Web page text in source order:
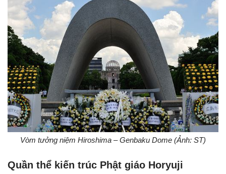
Vòm tưởng niệm Hiroshima – Genbaku Dome (Ảnh: ST)
Quần thể kiến trúc Phật giáo Horyuji